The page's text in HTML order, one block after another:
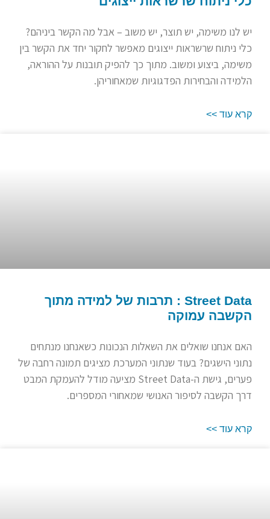
יש לנו משימה, יש תוצר, יש משוב – אבל מה הקשר ביניהם?
כלי ניתוח שרשראות ייצוגים מאפשר לחקור יחד את הקשר בין
משימה, ביצוע ומשוב. מתוך כך להפיק תובנות על ההוראה,
הלמידה והבחירות הפדגוגיות שמאחוריהן.
קרא עוד >>
Street Data : תרבות של למידה מתוך
הקשבה עמוקה
האם אנחנו שואלים את השאלות הנכונות כשאנחנו מנתחים
נתוני הישגים? בעוד שנתוני המערכת מציגים תמונה רחבה של
פערים, גישת ה-Street Data מציעה מודל להעמקת המבט
דרך הקשבה לסיפור האנושי שמאחורי המספרים.
קרא עוד >>